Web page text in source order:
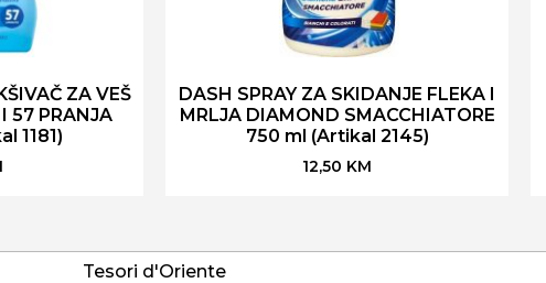
ZA VEŠ
57 PRANJA
1181)
DASH SPRAY ZA SKIDANJE FLEKA I
MRLJA DIAMOND SMACCHIATORE
750 ml (Artikal 2145)
12,50 KM
Tesori d'Oriente